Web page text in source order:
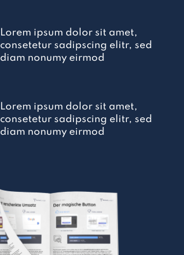
Lorem ipsum dolor sit amet,
consetetur sadipscing elitr, sed
diam nonumy eirmod
Lorem ipsum dolor sit amet,
consetetur sadipscing elitr, sed
diam nonumy eirmod